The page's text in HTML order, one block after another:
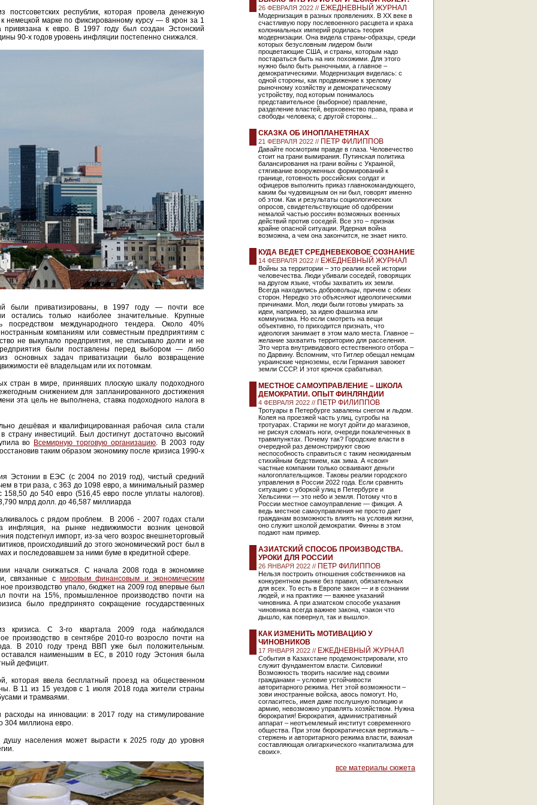
республик, которая провела денежную
немецкой марке по фиксированному курсу — 8 крон за 1
к евро. В 1997 году был создан Эстонский
90-х годов уровень инфляции постепенно снижался.
были приватизированы, в 1997 году — почти все
остались только наиболее значительные. Крупные
посредством международного тендера. Около 40%
компаниям или совместным предприятиям с
не выкупало предприятия, не списывало долги и не
были поставлены перед выбором — либо
основных задач приватизации было возвращение
её владельцам или их потомкам.
стран в мире, принявших плоскую шкалу подоходного
снижением для запланированного достижения
эта цель не выполнена, ставка подоходного налога в
дешёвая и квалифицированная рабочая сила стали
инвестиций. Был достигнут достаточно высокий
во Всемирную торговую организацию. В 2003 году
таким образом экономику после кризиса 1990-х
Эстонии в ЕЭС (с 2004 по 2019 год), чистый средний
в три раза, с 363 до 1098 евро, а минимальный размер
до 540 евро (516,45 евро после уплаты налогов).
млрд долл. до 46,587 миллиарда
с рядом проблем. В 2006 - 2007 годах стали
инфляция, на рынке недвижимости возник ценовой
подстегнул импорт, из-за чего возрос внешнеторговый
происходивший до этого экономический рост был в
и последовавшем за ними буме в кредитной сфере.
начали снижаться. С начала 2008 года в экономике
связанные с мировым финансовым и экономическим
производство упало, бюджет на 2009 год впервые был
почти на 15%, промышленное производство почти на
было предпринято сокращение государственных
кризиса. С 3-го квартала 2009 года наблюдался
производство в сентябре 2010-го возросло почти на
В 2010 году тренд ВВП уже был положительным.
наименьшим в ЕС, в 2010 году Эстония была
дефицит.
которая ввела бесплатный проезд на общественном
В 11 из 15 уездов с 1 июля 2018 года жители страны
и трамваями.
расходы на инновации: в 2017 году на стимулирование
304 миллиона евро.
населения может вырасти к 2025 году до уровня
26 ФЕВРАЛЯ 2022 // ЕЖЕДНЕВНЫЙ ЖУРНАЛ
Модернизация в разных проявлениях. В XX веке в
счастливую пору послевоенного расцвета и краха
колониальных империй родилась теория
модернизации. Она видела страны-образцы, среди
которых безусловным лидером были
процветающие США, и страны, которым надо
постараться быть на них похожими. Для этого
нужно было быть рыночными, а главное –
демократическими. Модернизация виделась: с
одной стороны, как продвижение к зрелому
рыночному хозяйству и демократическому
устройству, под которым понималось
представительное (выборное) правление,
разделение властей, верховенство права, права и
свободы человека; с другой стороны...
СКАЗКА ОБ ИНОПЛАНЕТЯНАХ
21 ФЕВРАЛЯ 2022 // ПЕТР ФИЛИППОВ
Давайте посмотрим правде в глаза. Человечество
стоит на грани вымирания. Путинская политика
балансирования на грани войны с Украиной,
стягивание вооруженных формирований к
границе, готовность российских солдат и
офицеров выполнить приказ главнокомандующего,
каким бы чудовищным он ни был, говорят именно
об этом. Как и результаты социологических
опросов, свидетельствующие об одобрении
немалой частью россиян возможных военных
действий против соседей. Все это – признак
крайне опасной ситуации. Ядерная война
возможна, а чем она закончится, не знает никто.
КУДА ВЕДЕТ СРЕДНЕВЕКОВОЕ СОЗНАНИЕ
14 ФЕВРАЛЯ 2022 // ЕЖЕДНЕВНЫЙ ЖУРНАЛ
Войны за территории – это реалии всей истории
человечества. Люди убивали соседей, говорящих
на другом языке, чтобы захватить их земли.
Всегда находились добровольцы, причем с обеих
сторон. Нередко это объясняют идеологическими
причинами. Мол, люди были готовы умирать за
идеи, например, за идею фашизма или
коммунизма. Но если смотреть на вещи
объективно, то приходится признать, что
идеология занимает в этом мало места. Главное –
желание захватить территорию для расселения.
Это черта внутривидового естественного отбора –
по Дарвину. Вспомним, что Гитлер обещал немцам
украинские черноземы, если Германия завоюет
земли СССР. И этот крючок срабатывал.
МЕСТНОЕ САМОУПРАВЛЕНИЕ – ШКОЛА
ДЕМОКРАТИИ. ОПЫТ ФИНЛЯНДИИ
4 ФЕВРАЛЯ 2022 // ПЕТР ФИЛИППОВ
Тротуары в Петербурге завалены снегом и льдом.
Колея на проезжей часть улиц, сугробы на
тротуарах. Старики не могут дойти до магазинов,
не рискуя сломать ноги, очереди покалеченных в
травмпунктах. Почему так? Городские власти в
очередной раз демонстрируют свою
неспособность справиться с таким неожиданным
стихийным бедствием, как зима. А «свои»
частные компании только осваивают деньги
налогоплательщиков. Таковы реалии городского
управления в России 2022 года. Если сравнить
ситуацию с уборкой улиц в Петербурге и
Хельсинки — это небо и земля. Потому что в
России местное самоуправление — фикция. А
ведь местное самоуправления не просто дает
гражданам возможность влиять на условия жизни,
оно служит школой демократии. Финны в этом
подают нам пример.
АЗИАТСКИЙ СПОСОБ ПРОИЗВОДСТВА.
УРОКИ ДЛЯ РОССИИ
26 ЯНВАРЯ 2022 // ПЕТР ФИЛИППОВ
Нельзя построить отношения собственников на
конкурентном рынке без правил, обязательных
для всех. То есть в Европе закон — и в сознании
людей, и на практике — важнее указаний
чиновника. А при азиатском способе указания
чиновника всегда важнее закона, «закон что
дышло, как повернул, так и вышло».
КАК ИЗМЕНИТЬ МОТИВАЦИЮ У
ЧИНОВНИКОВ
17 ЯНВАРЯ 2022 // ЕЖЕДНЕВНЫЙ ЖУРНАЛ
События в Казахстане продемонстрировали, кто
служит фундаментом власти. Силовики!
Возможность творить насилие над своими
гражданами – условие устойчивости
авторитарного режима. Нет этой возможности –
зови иностранные войска, авось помогут. Но,
согласитесь, имея даже послушную полицию и
армию, невозможно управлять хозяйством. Нужна
бюрократия! Бюрократия, административный
аппарат – неотъемлемый институт современного
общества. При этом бюрократическая вертикаль –
стержень и авторитарного режима власти, важная
составляющая олигархического «капитализма для
своих».
все материалы сюжета